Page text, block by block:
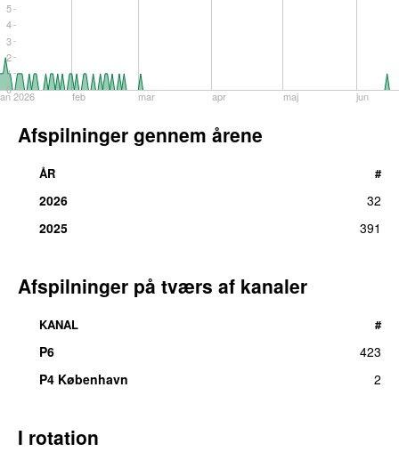
2026 feb mar apr maj jun
0
1
2
3
4
5
Afspilninger gennem årene
ÅR #
2026
32
2025
391
Afspilninger på tværs af kanaler
KANAL #
P6
423
P4 København
2
I rotation